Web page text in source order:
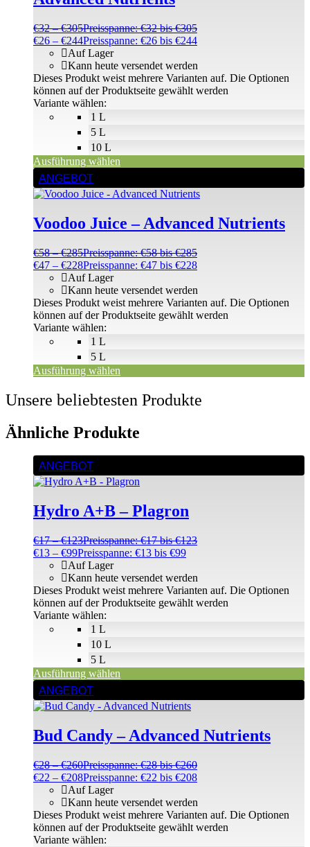
€32 –€305Preisspanne: €32 bis €305
€26 – €244Preisspanne: €26 bis €244
1 L
5 L
10 L
Auf Lager
Kann heute versendet werden
Variante wählen:
Ausführung wählen
Dieses Produkt weist mehrere Varianten auf. Die Optionen
können auf der Produktseite gewählt werden
ANGEBOT
Voodoo Juice – Advanced Nutrients
€58 –€285Preisspanne: €58 bis €285
€47 – €228Preisspanne: €47 bis €228
1 L
5 L
Auf Lager
Kann heute versendet werden
Variante wählen:
Ausführung wählen
Dieses Produkt weist mehrere Varianten auf. Die Optionen
können auf der Produktseite gewählt werden
Unsere beliebtesten Produkte
Ähnliche Produkte
ANGEBOT
Hydro A+B – Plagron
€17 –€123Preisspanne: €17 bis €123
€13 – €99Preisspanne: €13 bis €99
1 L
10 L
5 L
Auf Lager
Kann heute versendet werden
Variante wählen:
Ausführung wählen
Dieses Produkt weist mehrere Varianten auf. Die Optionen
können auf der Produktseite gewählt werden
ANGEBOT
Bud Candy – Advanced Nutrients
€28 –€260Preisspanne: €28 bis €260
€22 – €208Preisspanne: €22 bis €208
Auf Lager
Kann heute versendet werden
Variante wählen:
Dieses Produkt weist mehrere Varianten auf. Die Optionen
können auf der Produktseite gewählt werden